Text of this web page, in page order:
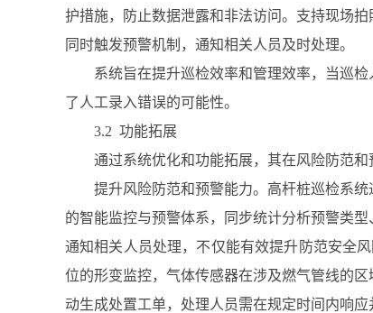
护措施，防止数据泄露和非法访问。支持现场
同时触发预警机制，通知相关人员及时处理。
系统旨在提升巡检效率和管理效率，当巡
了人工录入错误的可能性。
3.2 功能拓展
通过系统优化和功能拓展，其在风险防范
提升风险防范和预警能力。高杆桩巡检系
的智能监控与预警体系，同步统计分析预警类
通知相关人员处理，不仅能有效提升防范安全
位的形变监控，气体传感器在涉及燃气管线的
动生成处置工单，处理人员需在规定时间内响应